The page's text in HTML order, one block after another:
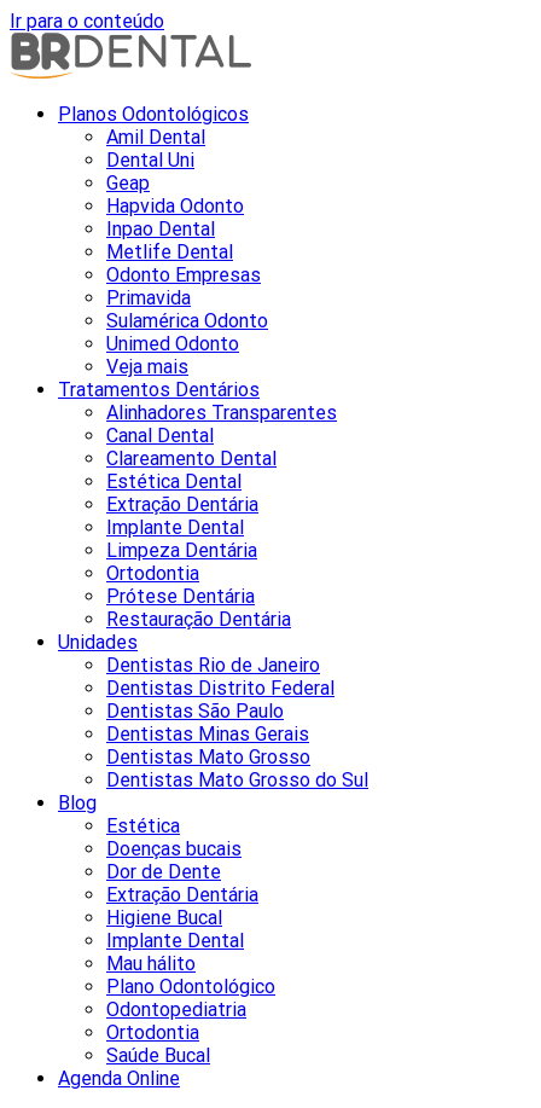
Ir para o conteúdo
Planos Odontológicos
Amil Dental
Dental Uni
Geap
Hapvida Odonto
Inpao Dental
Metlife Dental
Odonto Empresas
Primavida
Sulamérica Odonto
Unimed Odonto
Veja mais
Tratamentos Dentários
Alinhadores Transparentes
Canal Dental
Clareamento Dental
Estética Dental
Extração Dentária
Implante Dental
Limpeza Dentária
Ortodontia
Prótese Dentária
Restauração Dentária
Unidades
Dentistas Rio de Janeiro
Dentistas Distrito Federal
Dentistas São Paulo
Dentistas Minas Gerais
Dentistas Mato Grosso
Dentistas Mato Grosso do Sul
Blog
Estética
Doenças bucais
Dor de Dente
Extração Dentária
Higiene Bucal
Implante Dental
Mau hálito
Plano Odontológico
Odontopediatria
Ortodontia
Saúde Bucal
Agenda Online